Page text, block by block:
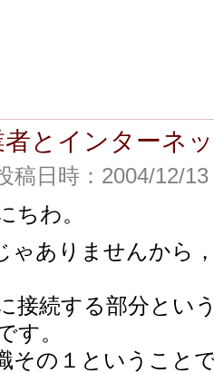
とインターネ
稿日時：2004/12/13
ちわ。
ゃありませんから
接続する部分とい
す。
その１ということ